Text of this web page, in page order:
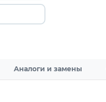
Аналоги и замены